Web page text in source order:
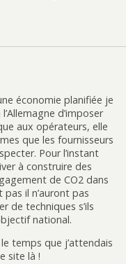
économie planifiée je
d’imposer
aux opérateurs, elle
que les fournisseurs
Pour l’instant
à construire des
de CO2 dans
pas il n’auront pas
de techniques s’ils
national.
temps que j’attendais
site là !